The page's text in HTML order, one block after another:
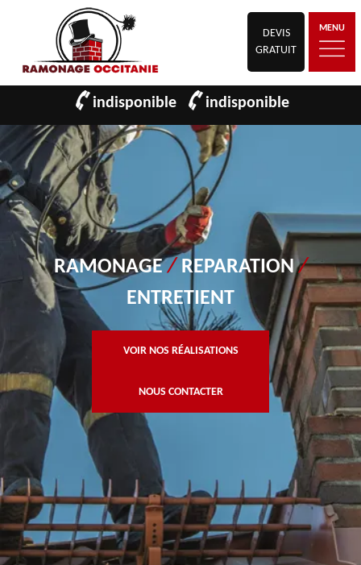
DEVIS
GRATUIT
MENU
indisponible indisponible
RAMONAGE/ REPARATION/
ENTRETIENT
VOIR NOS RÉALISATIONS
NOUS CONTACTER